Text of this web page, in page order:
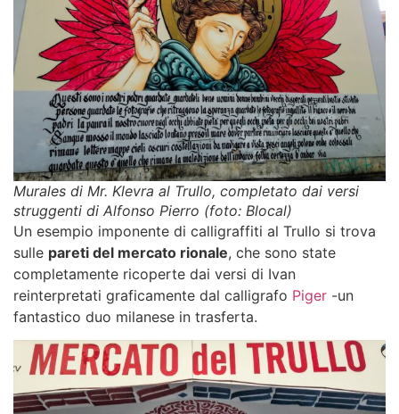
Murales di Mr. Klevra al Trullo, completato dai versi
struggenti di Alfonso Pierro (foto: Blocal)
Un esempio imponente di calligraffiti al Trullo si trova
sulle pareti del mercato rionale, che sono state
completamente ricoperte dai versi di Ivan
reinterpretati graficamente dal calligrafo Piger -un
fantastico duo milanese in trasferta.